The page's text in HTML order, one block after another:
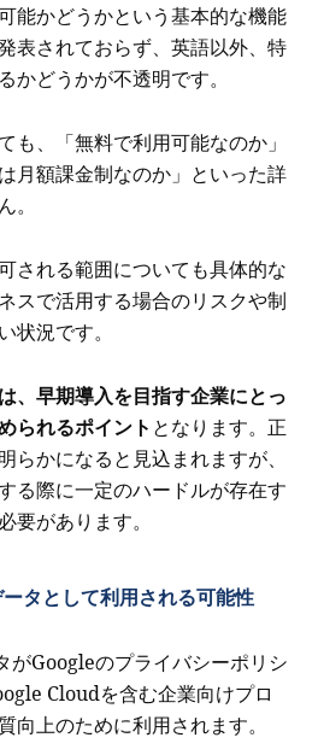
能かどうかという基本的な機能
表されておらず、英語以外、特
かどうかが不透明です。
も、「無料で利用可能なのか」
月額課金制なのか」といった詳
。
される範囲についても具体的な
スで活用する場合のリスクや制
状況です。
、早期導入を目指す企業にとっ
られるポイント となります。正
らかになると見込まれますが、
る際に一定のハードルが存在す
要があります。
タとして利用される可能性
がGoogleのプライバシーポリシ
Cloudを含む企業向けプロ
向上のために利用されます。